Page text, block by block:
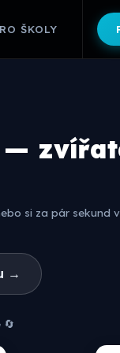
ŠKOLY
—
si za pár sekund
→